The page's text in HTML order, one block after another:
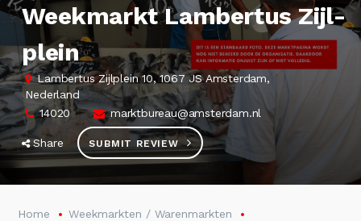
Weekmarkt Lam­ber­tus Zijl­
plein
Lambertus Zijlplein 10, 1067 JS Amsterdam,
Nederland
14020
markt­bu­reau@am­ster­dam.nl
Share SUBMIT REVIEW
Home
Weekmarkten / Warenmarkten